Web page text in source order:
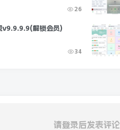
26
解锁会员)
34
请登录后发表评论